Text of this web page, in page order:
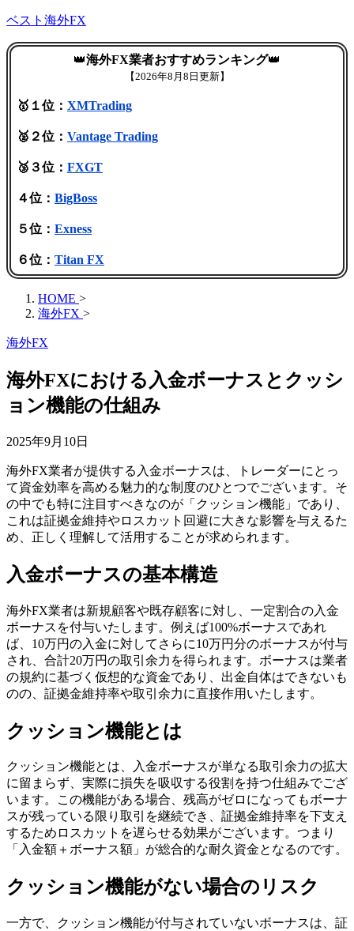
ベスト海外FX
👑海外FX業者おすすめランキング👑
【2026年8月8日更新】
🥇１位： XMTrading
🥈２位： Vantage Trading
🥉３位： FXGT
４位： BigBoss
５位： Exness
６位： Titan FX
HOME >
海外FX >
海外FX
海外FXにおける入金ボーナスとクッシ
ョン機能の仕組み
2025年9月10日
海外FX業者が提供する入金ボーナスは、トレーダーにとっ
て資金効率を高める魅力的な制度のひとつでございます。そ
の中でも特に注目すべきなのが「クッション機能」であり、
これは証拠金維持やロスカット回避に大きな影響を与えるた
め、正しく理解して活用することが求められます。
入金ボーナスの基本構造
海外FX業者は新規顧客や既存顧客に対し、一定割合の入金
ボーナスを付与いたします。例えば100%ボーナスであれ
ば、10万円の入金に対してさらに10万円分のボーナスが付与
され、合計20万円の取引余力を得られます。ボーナスは業者
の規約に基づく仮想的な資金であり、出金自体はできないも
のの、証拠金維持率や取引余力に直接作用いたします。
クッション機能とは
クッション機能とは、入金ボーナスが単なる取引余力の拡大
に留まらず、実際に損失を吸収する役割を持つ仕組みでござ
います。この機能がある場合、残高がゼロになってもボーナ
スが残っている限り取引を継続でき、証拠金維持率を下支え
するためロスカットを遅らせる効果がございます。つまり
「入金額＋ボーナス額」が総合的な耐久資金となるのです。
クッション機能がない場合のリスク
一方で、クッション機能が付与されていないボーナスは、証